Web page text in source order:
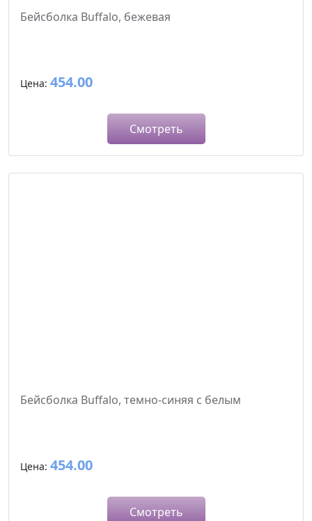
Бейсболка Buffalo, бежевая
Цена: 454.00
Смотреть
Бейсболка Buffalo, темно-синяя с белым
Цена: 454.00
Смотреть